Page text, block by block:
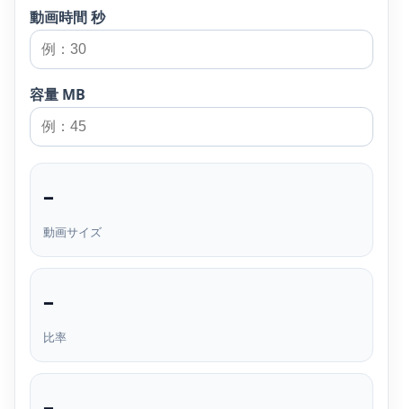
動画時間 秒
容量 MB
–
動画サイズ
–
比率